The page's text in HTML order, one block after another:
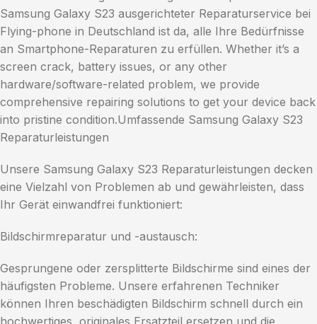
Samsung Galaxy S23 ausgerichteter Reparaturservice bei
Flying-phone in Deutschland ist da, alle Ihre Bedürfnisse
an Smartphone-Reparaturen zu erfüllen. Whether it’s a
screen crack, battery issues, or any other
hardware/software-related problem, we provide
comprehensive repairing solutions to get your device back
into pristine condition.Umfassende Samsung Galaxy S23
Reparaturleistungen
Unsere Samsung Galaxy S23 Reparaturleistungen decken
eine Vielzahl von Problemen ab und gewährleisten, dass
Ihr Gerät einwandfrei funktioniert:
Bildschirmreparatur und -austausch:
Gesprungene oder zersplitterte Bildschirme sind eines der
häufigsten Probleme. Unsere erfahrenen Techniker
können Ihren beschädigten Bildschirm schnell durch ein
hochwertiges, originales Ersatzteil ersetzen und die